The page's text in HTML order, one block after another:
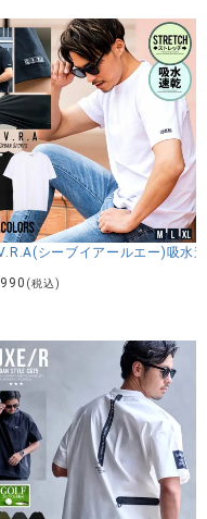
す。
実際の商品と異なる場合
ャツ/全3色
シーブイアールエー)吸水
(税込)